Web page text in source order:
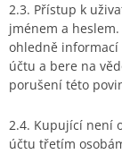
2.3. Přístup k
jménem a
ohledně
účtu a bere na
porušení této
2.4. Kupující není
účtu třetím